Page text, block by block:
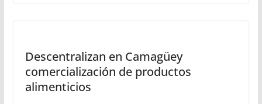
Descentralizan en Camagüey
comercialización de productos
alimenticios